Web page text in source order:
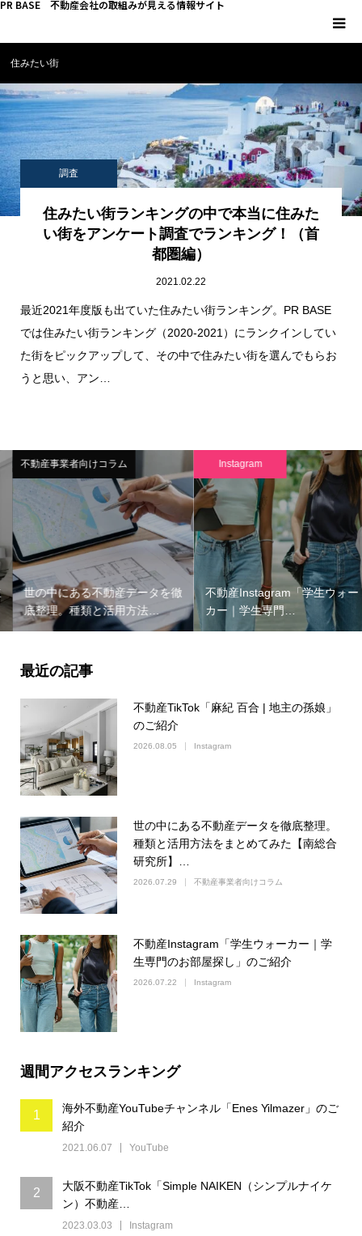
PR BASE 不動産会社の取組みが見える情報サイト
住みたい街
調査
住みたい街ランキングの中で本当に住みた
い街をアンケート調査でランキング！（首
都圏編）
2021.02.22
最近2021年度版も出ていた住みたい街ランキング。PR BASE
では住みたい街ランキング（2020-2021）にランクインしてい
た街をピックアップして、その中で住みたい街を選んでもらお
うと思い、アン…
不動産事業者向けコラム
世の中にある不動産データを徹
底整理。種類と活用方法…
Instagram
不動産Instagram「学生ウォー
カー｜学生専門…
最近の記事
不動産TikTok「麻紀 百合 | 地主の孫娘」
のご紹介
2026.08.05 Instagram
世の中にある不動産データを徹底整理。
種類と活用方法をまとめてみた【南総合
研究所】…
2026.07.29 不動産事業者向けコラム
不動産Instagram「学生ウォーカー｜学
生専門のお部屋探し」のご紹介
2026.07.22 Instagram
週間アクセスランキング
1
海外不動産YouTubeチャンネル「Enes Yilmazer」のご
紹介
2021.06.07 YouTube
2
大阪不動産TikTok「Simple NAIKEN（シンプルナイケ
ン）不動産…
2023.03.03 Instagram
HOME
PR BASEとは
キーマンインタビュー
不動産 YouTube